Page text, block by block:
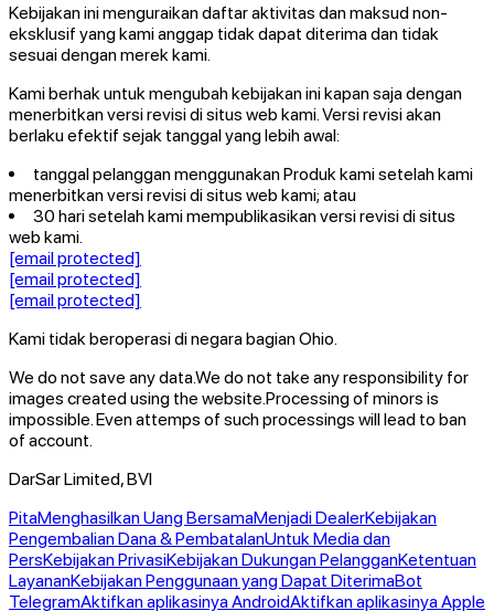
Kebijakan ini menguraikan daftar aktivitas dan maksud non-
eksklusif yang kami anggap tidak dapat diterima dan tidak
sesuai dengan merek kami.
Kami berhak untuk mengubah kebijakan ini kapan saja dengan
menerbitkan versi revisi di situs web kami. Versi revisi akan
berlaku efektif sejak tanggal yang lebih awal:
tanggal pelanggan menggunakan Produk kami setelah kami
menerbitkan versi revisi di situs web kami; atau
30 hari setelah kami mempublikasikan versi revisi di situs
web kami.
[email protected]
[email protected]
[email protected]
Kami tidak beroperasi di negara bagian Ohio.
We do not save any data.We do not take any responsibility for
images created using the website. Processing of minors is
impossible. Even attemps of such processings will lead to ban
of account.
DarSar Limited, BVI
PitaMenghasilkan Uang BersamaMenjadi DealerKebijakan
Pengembalian Dana & PembatalanUntuk Media dan
PersKebijakan PrivasiKebijakan Dukungan PelangganKetentuan
LayananKebijakan Penggunaan yang Dapat DiterimaBot
TelegramAktifkan aplikasinya AndroidAktifkan aplikasinya Apple